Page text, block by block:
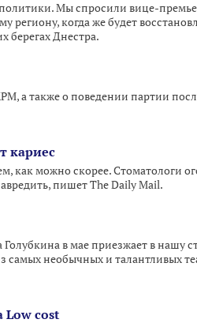
Мы спросили вице-
когда же будет
берегах Днестра.
а также о поведении партии
кариес
как можно скорее. Стоматологи
пишет The Daily Mail.
в мае приезжает в нашу
самых необычных и талантливых
cost